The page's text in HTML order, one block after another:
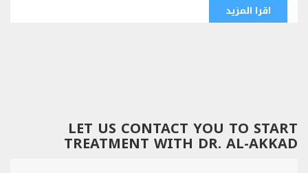
اقرا المزيد
LET US CONTACT YOU TO START
TREATMENT WITH DR. AL-AKKAD